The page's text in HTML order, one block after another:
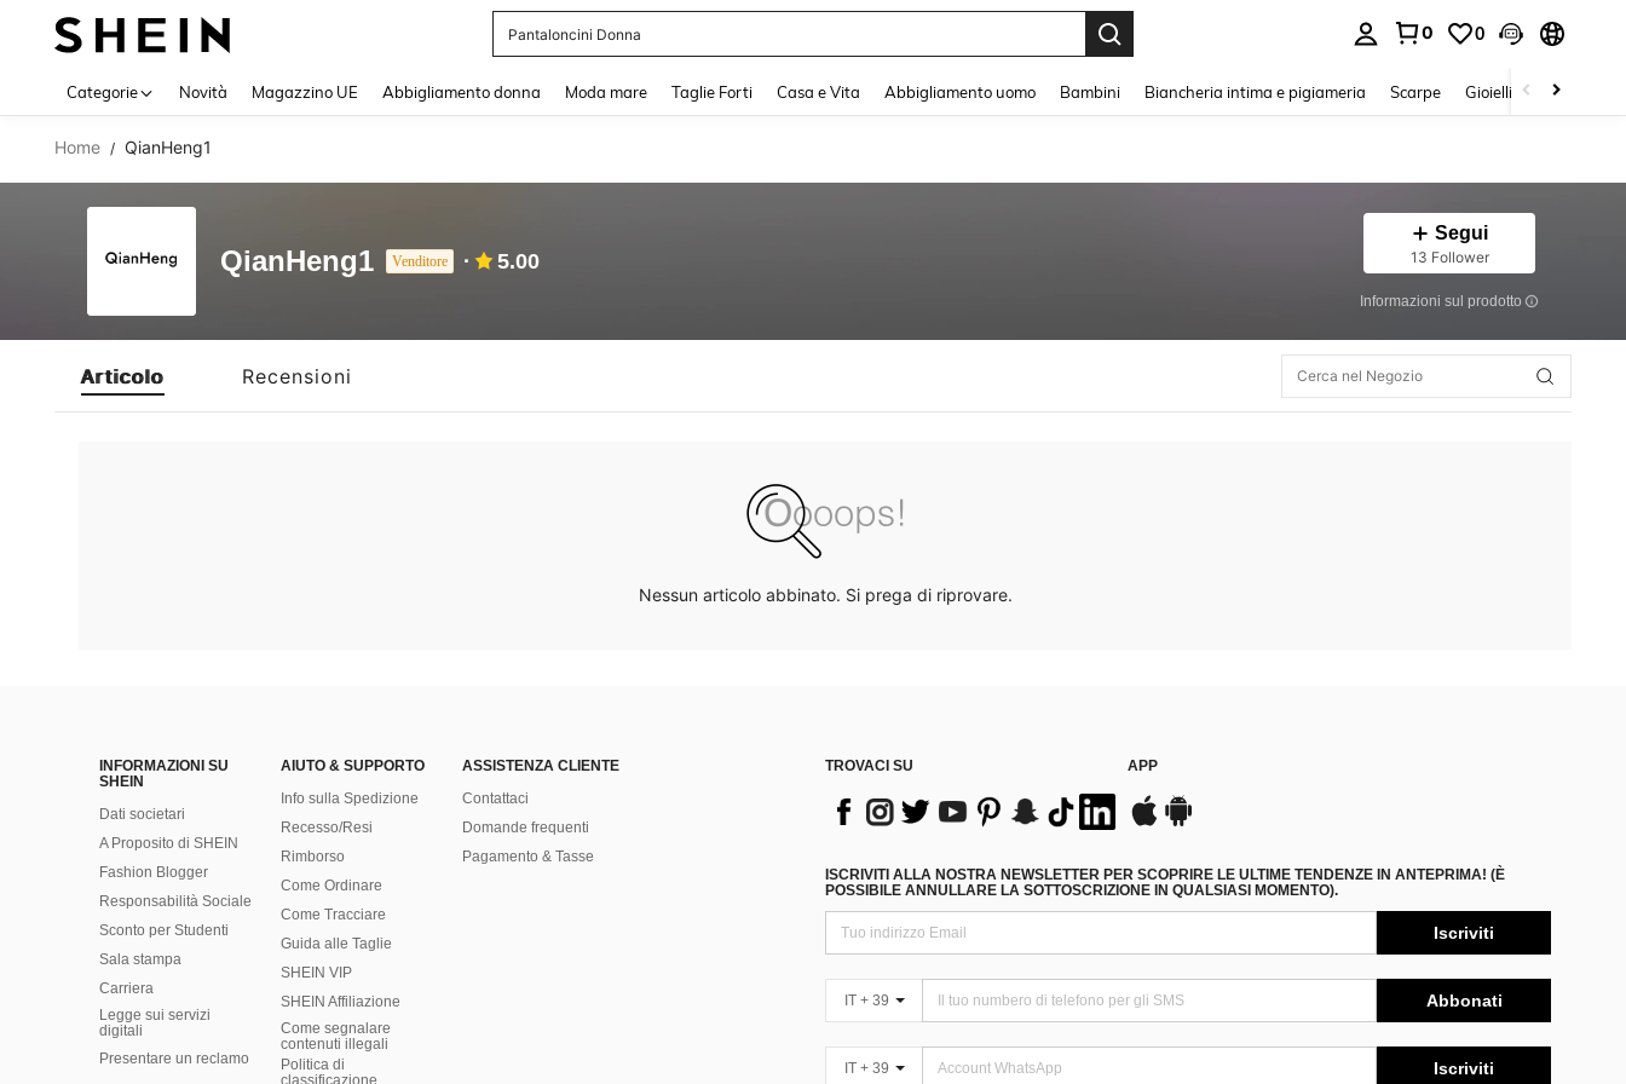
Pantaloncini Donna
0 0
Categorie Novità Magazzino UE Abbigliamento donna Moda mare Taglie Forti Casa e Vita Abbigliamento uomo Bambini Biancheria intima e pigiameria Scarpe Gioielli E Accessori
Home / QianHeng1
QianHeng1 Venditore 5.00
Segui
13 Follower
Informazioni sul prodotto
Articolo Recensioni
Nessun articolo abbinato. Si prega di riprovare.
INFORMAZIONI SU
SHEIN
Dati societari
A Proposito di SHEIN
Fashion Blogger
Responsabilità Sociale
Sconto per Studenti
Sala stampa
Carriera
Legge sui servizi
digitali
Presentare un reclamo
AIUTO & SUPPORTO
Info sulla Spedizione
Recesso/Resi
Rimborso
Come Ordinare
Come Tracciare
Guida alle Taglie
SHEIN VIP
SHEIN Affiliazione
Come segnalare
contenuti illegali
Politica di
classificazione
ASSISTENZA CLIENTE
Contattaci
Domande frequenti
Pagamento & Tasse
TROVACI SU APP
ISCRIVITI ALLA NOSTRA NEWSLETTER PER SCOPRIRE LE ULTIME TENDENZE IN ANTEPRIMA! (È
POSSIBILE ANNULLARE LA SOTTOSCRIZIONE IN QUALSIASI MOMENTO).
Iscriviti
IT + 39 Abbonati
IT + 39 Iscriviti